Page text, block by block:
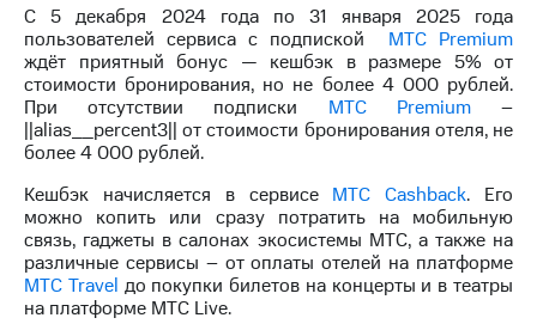
SIM-
карту
Оформить
eSIM
SIM-
для
иностранцев
Оформить
чистый
номер
при
оплате
с карты
МТС
Деньги
Спутниковое ТВ
Выберите
и подключите
ТВ
с выгодным
тарифом
С 5 декабря 2024 года по 31 января 2025 года
пользователей сервиса с подпиской МТС Premium
ждёт приятный бонус — кешбэк в размере 5% от
стоимости бронирования, но не более 4 000 рублей.
При отсутствии подписки МТС Premium–
||alias__percent3|| от стоимости бронирования отеля, не
более 4 000 рублей.
Кешбэк начисляется в сервисе МТС Cashback. Его
можно копить или сразу потратить на мобильную
связь, гаджеты в салонах экосистемы МТС, а также на
различные сервисы – от оплаты отелей на платформе
МТС Travel до покупки билетов на концерты и в театры
на платформе МТС Live.